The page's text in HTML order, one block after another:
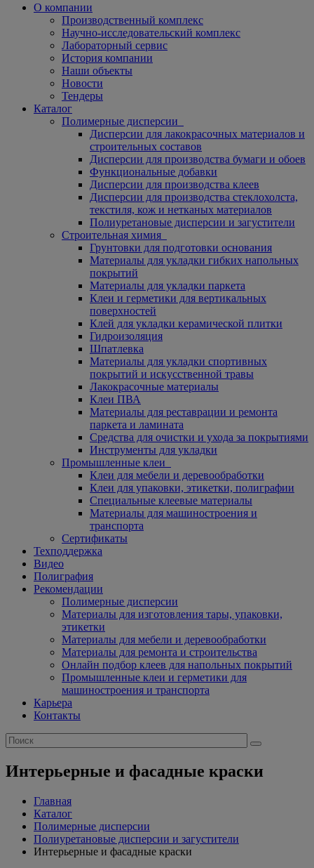
О компании
Производственный комплекс
Научно-исследовательский комплекс
Лабораторный сервис
История компании
Наши объекты
Новости
Тендеры
Каталог
Полимерные дисперсии
Дисперсии для лакокрасочных материалов и
строительных составов
Дисперсии для производства бумаги и обоев
Функциональные добавки
Дисперсии для производства клеев
Дисперсии для производства стеклохолста,
текстиля, кож и нетканых материалов
Полиуретановые дисперсии и загустители
Строительная химия
Грунтовки для подготовки основания
Материалы для укладки гибких напольных
покрытий
Материалы для укладки паркета
Клеи и герметики для вертикальных
поверхностей
Клей для укладки керамической плитки
Гидроизоляция
Шпатлевка
Материалы для укладки спортивных
покрытий и искусственной травы
Лакокрасочные материалы
Клеи ПВА
Материалы для реставрации и ремонта
паркета и ламината
Средства для очистки и ухода за покрытиями
Инструменты для укладки
Промышленные клеи
Клеи для мебели и деревообработки
Клеи для упаковки, этикетки, полиграфии
Специальные клеевые материалы
Материалы для машиностроения и
транспорта
Сертификаты
Техподдержка
Видео
Полиграфия
Рекомендации
Полимерные дисперсии
Материалы для изготовления тары, упаковки,
этикетки
Материалы для мебели и деревообработки
Материалы для ремонта и строительства
Онлайн подбор клеев для напольных покрытий
Промышленные клеи и герметики для
машиностроения и транспорта
Карьера
Контакты
Интерьерные и фасадные краски
Главная
Каталог
Полимерные дисперсии
Полиуретановые дисперсии и загустители
Интерьерные и фасадные краски